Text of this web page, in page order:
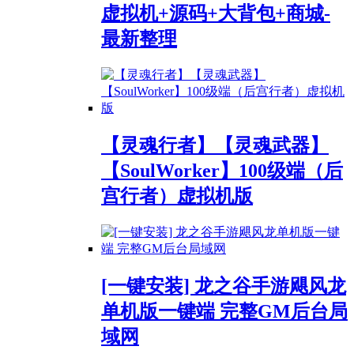
虚拟机+源码+大背包+商城-
最新整理
【灵魂行者】【灵魂武器】
【SoulWorker】100级端（后
宫行者）虚拟机版
[一键安装] 龙之谷手游飓风龙
单机版一键端 完整GM后台局
域网